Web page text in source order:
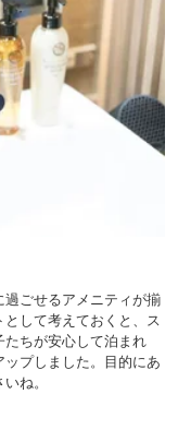
ごせるアメニティが揃
して考えておくと、ス
ちが安心して泊まれ
プしました。目的にあ
ね。